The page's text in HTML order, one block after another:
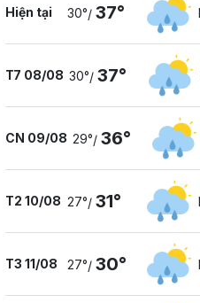
Hiện tại 30°/ 37°
T7 08/08 30°/ 37°
CN 09/08 29°/ 36°
T2 10/08 27°/ 31°
T3 11/08 27°/ 30°